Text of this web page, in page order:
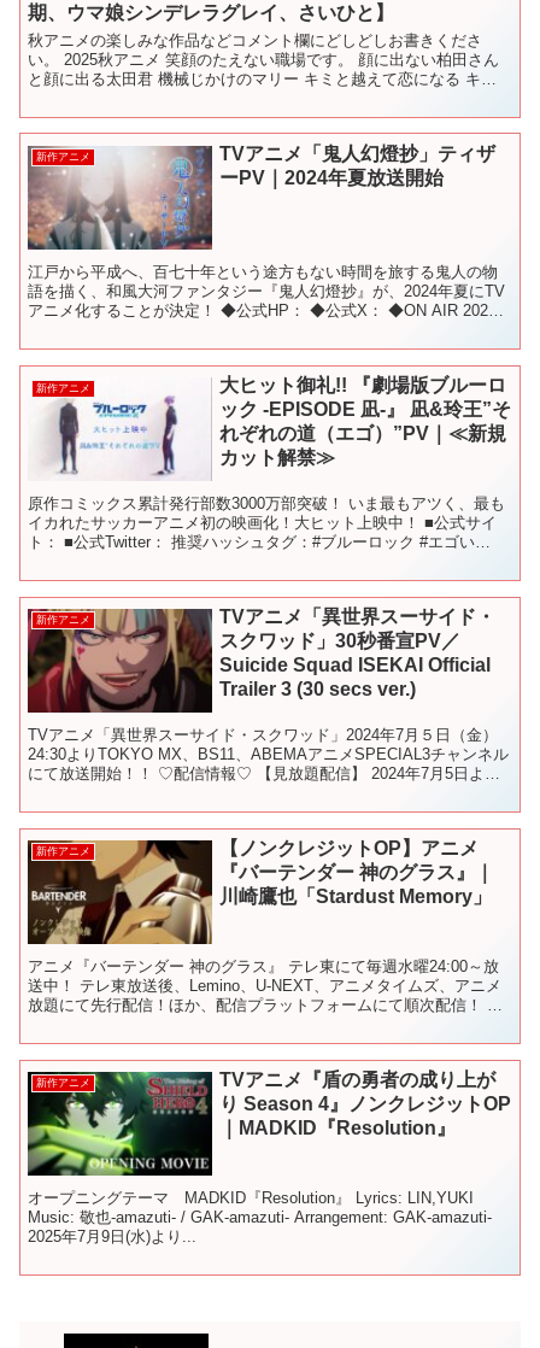
期、ウマ娘シンデレラグレイ、さいひと】
秋アニメの楽しみな作品などコメント欄にどしどしお書きくださ
い。 2025秋アニメ 笑顔のたえない職場です。 顔に出ない柏田さん
と顔に出る太田君 機械じかけのマリー キミと越えて恋になる キャ
新作アニメ
TVアニメ「鬼人幻燈抄」ティザ
ーPV｜2024年夏放送開始
江戸から平成へ、百七十年という途方もない時間を旅する鬼人の物
語を描く、和風大河ファンタジー『鬼人幻燈抄』が、2024年夏にTV
アニメ化することが決定！ ◆公式HP： ◆公式X： ◆ON AIR 2024
新作アニメ
大ヒット御礼!! 『劇場版ブルーロ
ック -EPISODE 凪-』 凪&玲王”そ
れぞれの道（エゴ）”PV｜≪新規
カット解禁≫
原作コミックス累計発行部数3000万部突破！ いま最もアツく、最も
イカれたサッカーアニメ初の映画化！大ヒット上映中！ ■公式サイ
ト： ■公式Twitter： 推奨ハッシュタグ：#ブルーロック #エゴい
新作アニメ
TVアニメ「異世界スーサイド・
スクワッド」30秒番宣PV／
Suicide Squad ISEKAI Official
Trailer 3 (30 secs ver.)
TVアニメ「異世界スーサイド・スクワッド」2024年7月５日（金）
24:30よりTOKYO MX、BS11、ABEMAアニメSPECIAL3チャンネル
にて放送開始！！ ♡配信情報♡ 【見放題配信】 2024年7月5日よ
新作アニメ
【ノンクレジットOP】アニメ
『バーテンダー 神のグラス』｜
川崎鷹也「Stardust Memory」
アニメ『バーテンダー 神のグラス』 テレ東にて毎週水曜24:00～放
送中！ テレ東放送後、Lemino、U-NEXT、アニメタイムズ、アニメ
放題にて先行配信！ほか、配信プラットフォームにて順次配信！ ノ
新作アニメ
TVアニメ『盾の勇者の成り上が
り Season 4』ノンクレジットOP
｜MADKID『Resolution』
オープニングテーマ MADKID『Resolution』 Lyrics: LIN,YUKI
Music: 敬也-amazuti- / GAK-amazuti- Arrangement: GAK-amazuti-
2025年7月9日(水)より...